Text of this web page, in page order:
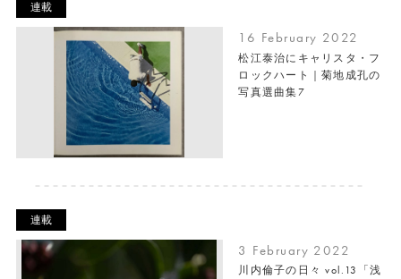
連載
16 February 2022
松江泰治にキャリスタ・フ
ロックハート｜菊地成孔の
写真選曲集7
連載
3 February 2022
川内倫子の日々 vol.13「浅